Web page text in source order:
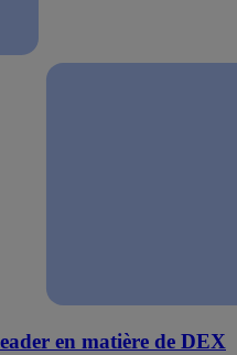
en matière de DEX